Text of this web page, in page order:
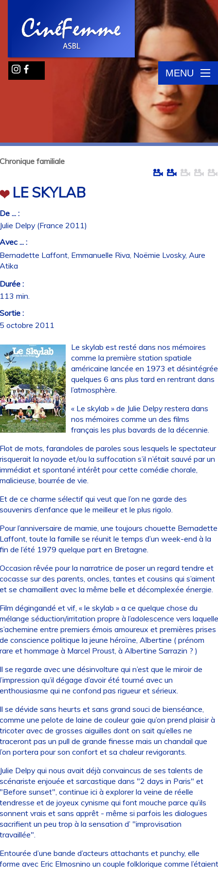
MENU
familiale
LE SKYLAB
... :
Delpy (France 2011)
... :
Laffont, Emmanuelle Riva, Noëmie Lvosky, Aure
:
min.
:
octobre 2011
Le skylab est resté dans nos mémoires
comme la première station spatiale
américaine lancée en 1973 et désintégrée
quelques 6 ans plus tard en rentrant dans
l’atmosphère.
« Le skylab » de Julie Delpy restera dans
nos mémoires comme un des films
français les plus bavards de la décennie.
de mots, farandoles de paroles sous lesquels le spectateur
la noyade et/ou la suffocation s’il n’était sauvé par un
et spontané intérêt pour cette comédie chorale,
bourrée de vie.
de ce charme sélectif qui veut que l’on ne garde des
d’enfance que le meilleur et le plus rigolo.
l’anniversaire de mamie, une toujours chouette Bernadette
toute la famille se réunit le temps d’un week-end à la
de l’été 1979 quelque part en Bretagne.
rêvée pour la narratrice de poser un regard tendre et
sur des parents, oncles, tantes et cousins qui s’aiment
se chamaillent avec la même belle et décomplexée énergie.
dégingandé et vif, « le skylab » a ce quelque chose du
séduction/irritation propre à l’adolescence vers laquelle
entre premiers émois amoureux et premières prises
conscience politique la jeune héroïne, Albertine ( prénom
et hommage à Marcel Proust, à Albertine Sarrazin ? )
se regarde avec une désinvolture qui n’est que le miroir de
qu’il dégage d’avoir été tourné avec un
qui ne confond pas rigueur et sérieux.
se dévide sans heurts et sans grand souci de bienséance,
une pelote de laine de couleur gaie qu’on prend plaisir à
avec de grosses aiguilles dont on sait qu’elles ne
pas un pull de grande finesse mais un chandail que
portera pour son confort et sa chaleur revigorants.
Delpy qui nous avait déjà convaincus de ses talents de
enjouée et sarcastique dans "2 days in Paris" et
sunset", continue ici à explorer la veine de réelle
et de joyeux cynisme qui font mouche parce qu’ils
vrais et sans apprêt - même si parfois les dialogues
un peu trop à la sensation d’ "improvisation
d’une bande d’acteurs attachants et punchy, elle
avec Eric Elmosnino un couple folklorique comme l’étaient